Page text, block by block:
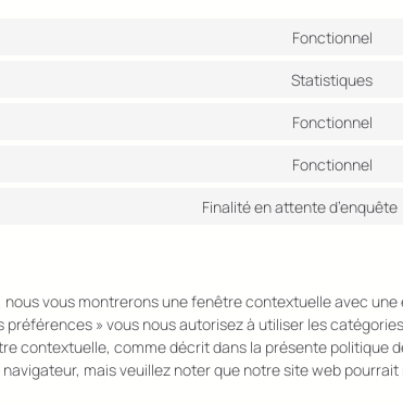
Fonctionnel
Statistiques
Fonctionnel
Fonctionnel
Finalité en attente d’enquête
vous montrerons une fenêtre contextuelle avec
préférences » vous nous autorisez à utiliser les
contextuelle, comme décrit dans la présente politique
mais veuillez noter que notre site web pourrait